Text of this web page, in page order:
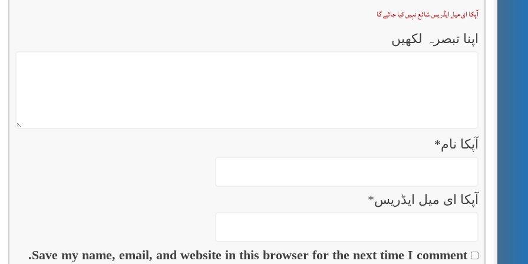
آپکا ای میل ایڈریس شائع نہیں کیا جائے گا
اپنا تبصرہ لکھیں
آپکا نام*
آپکا ای میل ایڈریس*
Save my name, email, and website in this browser for the next time I comment.